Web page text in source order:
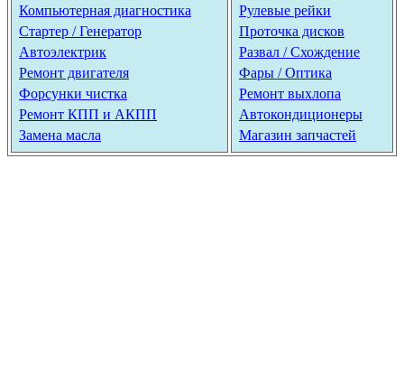
Компьютерная диагностика
Стартер / Генератор
Автоэлектрик
Ремонт двигателя
Форсунки чистка
Ремонт КПП и АКПП
Замена масла
Рулевые рейки
Проточка дисков
Развал / Схождение
Фары / Оптика
Ремонт выхлопа
Автокондиционеры
Магазин запчастей